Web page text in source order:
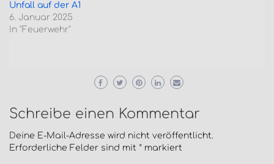
Unfall auf der A1
6. Januar 2025
In "Feuerwehr"
Schreibe einen Kommentar
Deine E-Mail-Adresse wird nicht veröffentlicht.
Erforderliche Felder sind mit * markiert